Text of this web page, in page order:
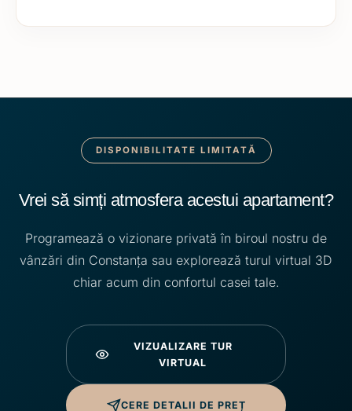
DISPONIBILITATE LIMITATĂ
Vrei să simți atmosfera acestui apartament?
Programează o vizionare privată în biroul nostru de
vânzări din Constanța sau explorează turul virtual 3D
chiar acum din confortul casei tale.
VIZUALIZARE TUR
VIRTUAL
CERE DETALII DE PREȚ